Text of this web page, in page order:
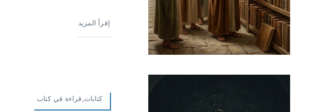
إقرأ المزيد
كتابات,قراءة في كتاب